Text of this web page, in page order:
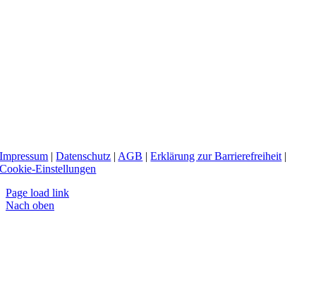
Impressum |Datenschutz | AGB |Erklärung zur Barrierefreiheit |
Cookie-Einstellungen
Page load link
Nach oben